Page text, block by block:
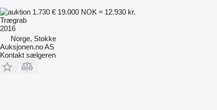
1.730 € 19.000 NOK ≈ 12.930 kr.
Trægrab
2016
Norge, Stokke
Auksjonen.no AS
Kontakt sælgeren